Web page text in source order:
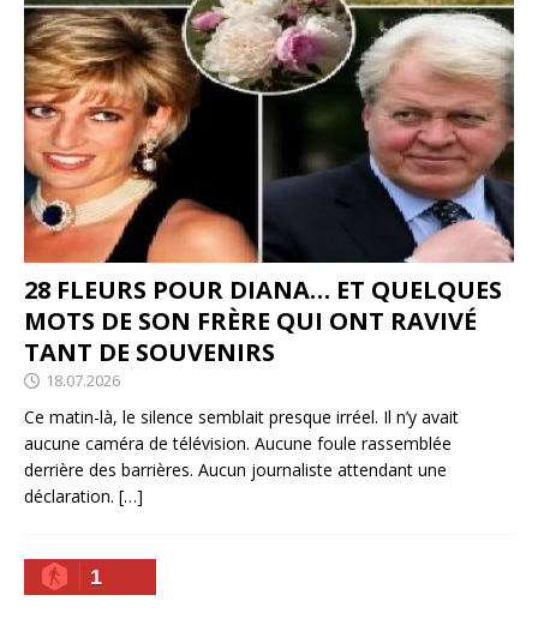
28 FLEURS POUR DIANA… ET QUELQUES
MOTS DE SON FRÈRE QUI ONT RAVIVÉ
TANT DE SOUVENIRS
18.07.2026
Ce matin-là, le silence semblait presque irréel. Il n’y avait
aucune caméra de télévision. Aucune foule rassemblée
derrière des barrières. Aucun journaliste attendant une
déclaration. […]
1